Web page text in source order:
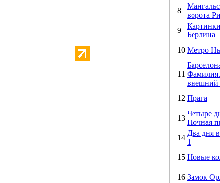
8
ворота
9
Берлина
10 Метро
11 Фамилия.
внешний
12 Прага
13
Четыре
Ночная
14
Два дня
1
15 Новые
16 Замок